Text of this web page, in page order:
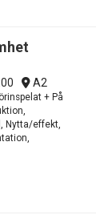
A2
+ På
Nytta/effekt,